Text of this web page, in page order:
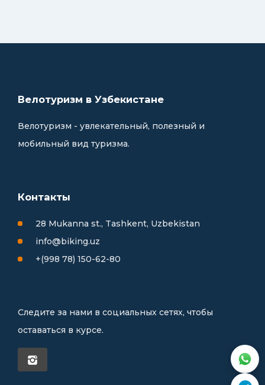
Велотуризм в Узбекистане
Велотуризм - увлекательный, полезный и
мобильный вид туризма.
Контакты
28 Mukanna st., Tashkent, Uzbekistan
info@biking.uz
+(998 78) 150-62-80
Следите за нами в социальных сетях, чтобы
оставаться в курсе.